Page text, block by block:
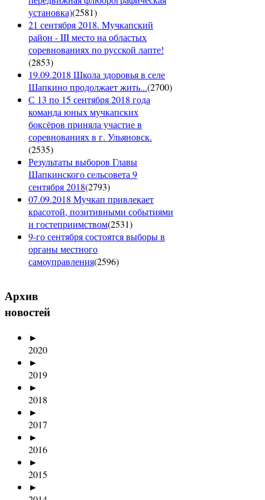
установка)(2581)
21 сентября 2018. Мучкапский
район - III место на областых
соревнованиях по русской лапте!
(2853)
19.09.2018 Школа здоровья в селе
Шапкино продолжает жить...(2700)
С 13 по 15 сентября 2018 года
команда юных мучкапских
боксёров приняла участие в
соревнованиях в г. Ульяновск.
(2535)
Результаты выборов Главы
Шапкинского сельсовета 9
сентября 2018(2793)
07.09.2018 Мучкап привлекает
красотой, позитивными событиями
и гостеприимством(2531)
9-го сентября состоятся выборы в
органы местного
самоуправления(2596)
Архив
новостей
►
2020
►
2019
►
2018
►
2017
►
2016
►
2015
►